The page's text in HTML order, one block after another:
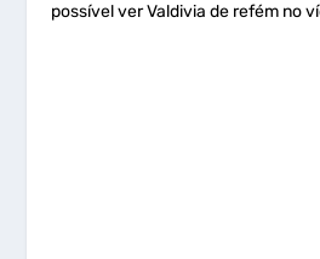
possível ver Valdivia de refém no